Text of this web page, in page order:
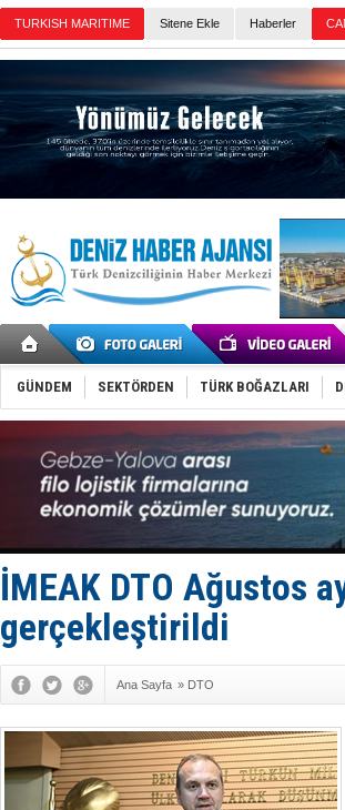
Sitene Ekle Haberler
GÜNDEM SEKTÖRDEN TÜRK BOĞAZLARI
İMEAK DTO Ağustos
gerçekleştirildi
Ana Sayfa » DTO